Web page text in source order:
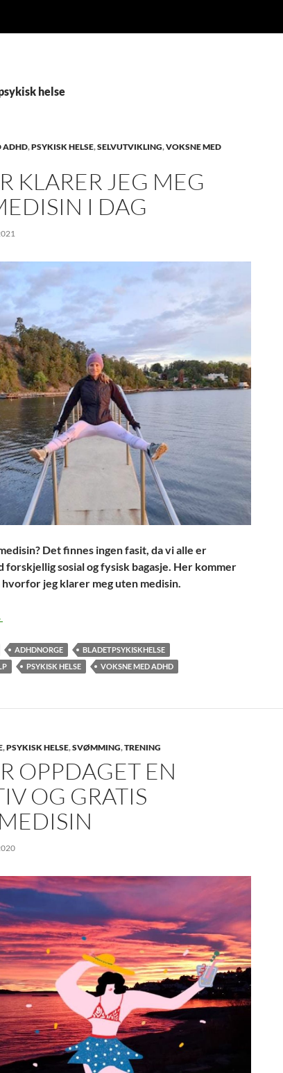
helse
ADHD,PSYKISK HELSE,SELVUTVIKLING,VOKSNE MED
KLARER JEG MEG
I DAG
Det finnes ingen fasit, da vi alle er
forskjellig sosial og fysisk bagasje. Her kommer
jeg klarer meg uten medisin.
klarer jeg meg uten medisin i dag
ADHDNORGE
BLADETPSYKISKHELSE
PSYKISK HELSE VOKSNE MED ADHD
,PSYKISK HELSE,SVØMMING,TRENING
OPPDAGET EN
OG GRATIS